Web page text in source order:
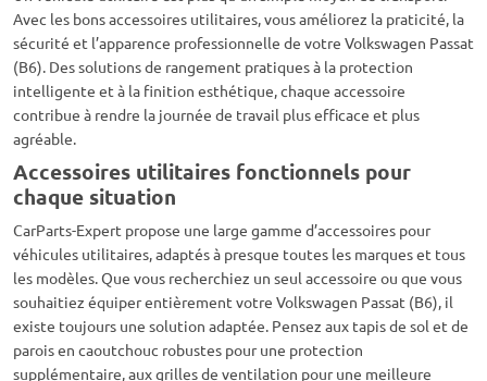
Avec les bons accessoires utilitaires, vous améliorez la praticité, la
sécurité et l’apparence professionnelle de votre Volkswagen Passat
(B6). Des solutions de rangement pratiques à la protection
intelligente et à la finition esthétique, chaque accessoire
contribue à rendre la journée de travail plus efficace et plus
agréable.
Accessoires utilitaires fonctionnels pour
chaque situation
CarParts-Expert propose une large gamme d’accessoires pour
véhicules utilitaires, adaptés à presque toutes les marques et tous
les modèles. Que vous recherchiez un seul accessoire ou que vous
souhaitiez équiper entièrement votre Volkswagen Passat (B6), il
existe toujours une solution adaptée. Pensez aux tapis de sol et de
parois en caoutchouc robustes pour une protection
supplémentaire, aux grilles de ventilation pour une meilleure